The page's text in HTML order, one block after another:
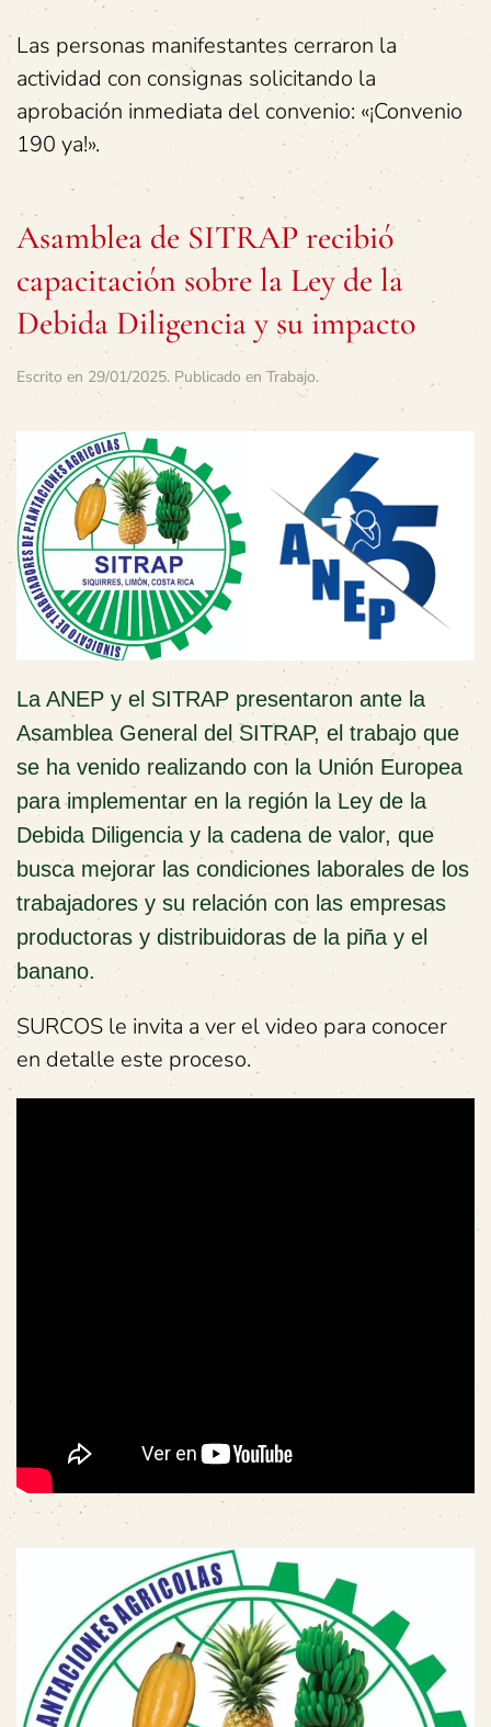
Las personas manifestantes cerraron la
actividad con consignas solicitando la
aprobación inmediata del convenio: «¡Convenio
190 ya!».
Asamblea de SITRAP recibió
capacitación sobre la Ley de la
Debida Diligencia y su impacto
Escrito en 29/01/2025. Publicado en Trabajo.
La ANEP y el SITRAP presentaron ante la
Asamblea General del SITRAP, el trabajo que
se ha venido realizando con la Unión Europea
para implementar en la región la Ley de la
Debida Diligencia y la cadena de valor, que
busca mejorar las condiciones laborales de los
trabajadores y su relación con las empresas
productoras y distribuidoras de la piña y el
banano.
SURCOS le invita a ver el video para conocer
en detalle este proceso.